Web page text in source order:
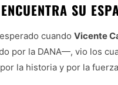
SU
cuando Vicente
por la DANA—, vio los
la historia y por la